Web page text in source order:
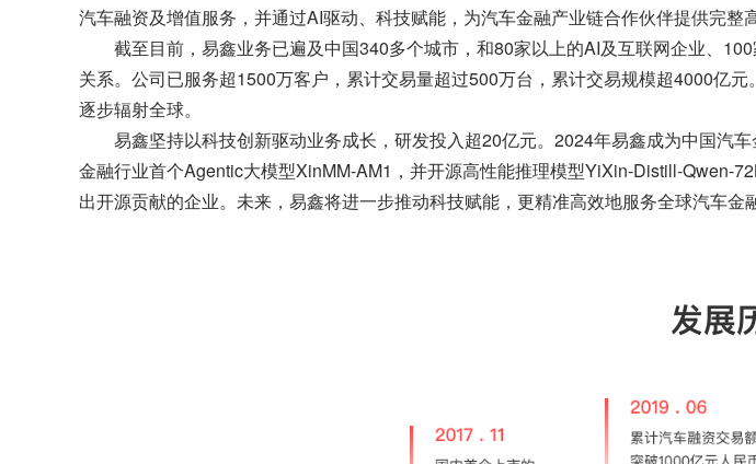
汽车融资及增值服务，并通过AI驱动、科技赋能，为汽车金融产业链合作伙伴提供完整
截至目前，易鑫业务已遍及中国340多个城市，和80家以上的AI及互联网企业、
关系。公司已服务超1500万客户，累计交易量超过500万台，累计交易规模超4000亿
逐步辐射全球。
易鑫坚持以科技创新驱动业务成长，研发投入超20亿元。2024年易鑫成为中国汽
金融行业首个Agentic大模型XinMM-AM1，并开源高性能推理模型YiXin-Distill-Qwen-
出开源贡献的企业。未来，易鑫将进一步推动科技赋能，更精准高效地服务全球汽车金